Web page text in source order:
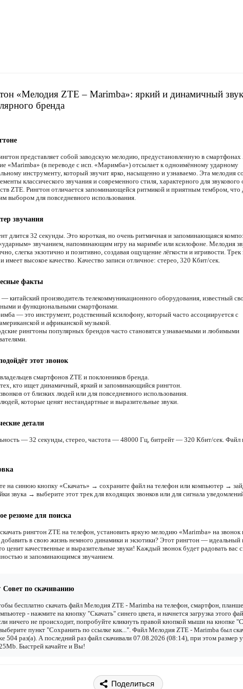
«Мелодия ZTE – Marimba»: яркий и динамичный
бренда
представляет собой заводскую мелодию, предустановленную в смартфонах
«Marimba» (в переводе с исп. «Маримба») отсылает к одноимённому ударному
инструменту, который звучит ярко, насыщенно и узнаваемо. Эта мелодия
классического звучания и современного стиля, характерного для
ZTE. Рингтон отличается запоминающейся ритмикой и приятным тембром, что
выбором для повседневного использования.
звучания
длится 32 секунды. Это короткая, но очень ритмичная и запоминающаяся
звучанием, напоминающим игру на маримбе или ксилофоне. Мелодия
слегка экзотично и позитивно, создавая ощущение лёгкости и игривости. Трек
имеет высокое качество. Качество записи отличное: стерео, 320 Кбит/сек.
факты
китайский производитель телекоммуникационного оборудования, известный
и функциональными смартфонами.
— это инструмент, родственный ксилофону, который часто ассоциируется с
и африканской музыкой.
рингтоны популярных брендов часто становятся узнаваемыми и любимыми
этот звонок
смартфонов ZTE и поклонников бренда.
кто ищет динамичный, яркий и запоминающийся рингтон.
от близких людей или для повседневного использования.
которые ценят нестандартные и выразительные звуки.
детали
— 32 секунды, стерео, частота — 48000 Гц, битрейт — 320 Кбит/сек. Файл
на синюю кнопку «Скачать» → сохраните файл на телефон или компьютер →
звука → выберите этот трек для входящих звонков или для сигнала
резюме для поиска
рингтон ZTE на телефон, установить яркую мелодию «Marimba» на звонок
добавить в свою жизнь немного динамики и экзотики? Этот рингтон — идеальный
ценит качественные и выразительные звуки! Каждый звонок будет радовать вас
и запоминающимся звучанием.
Совет по скачиванию
бесплатно скачать файл Мелодия ZTE - Marimba на телефон, смартфон,
- нажмите на кнопку "Скачать" синего цвета, и начнется загрузка этого
ничего не происходит, попробуйте кликнуть правой кнопкой мыши на кнопке
пункт "Сохранить по ссылке как...". Файл Мелодия ZTE - Marimba был
504 раз(а). А последний раз файл скачивали 07.08.2026 (08:14), при этом размер
Быстрей качайте и Вы!
Поделиться